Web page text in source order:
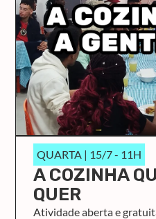
QUARTA | 15/7 - 11H
A COZINHA
QUER
Atividade aberta e